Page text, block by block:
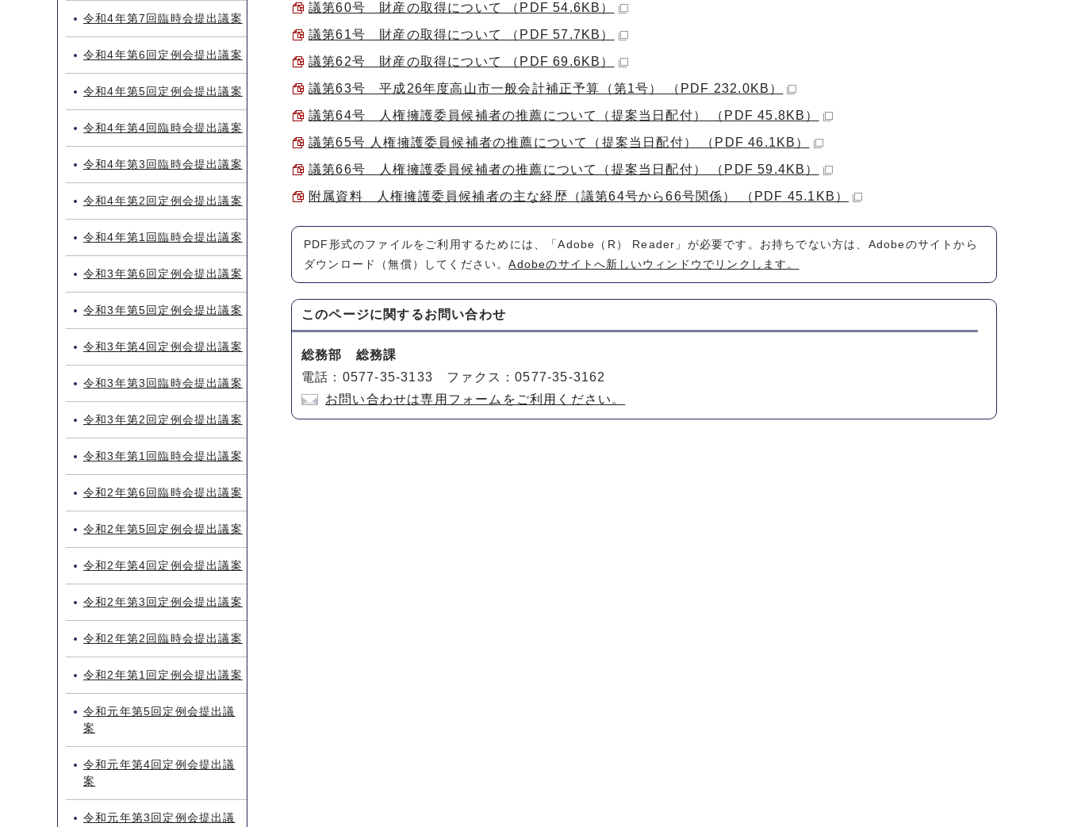
議第60号 財産の取得について （PDF 54.6KB）
議第61号 財産の取得について （PDF 57.7KB）
議第62号 財産の取得について （PDF 69.6KB）
議第63号 平成26年度高山市一般会計補正予算（第1号） （PDF 232.0KB）
議第64号 人権擁護委員候補者の推薦について（提案当日配付） （PDF 45.8KB）
議第65号 人権擁護委員候補者の推薦について（提案当日配付） （PDF 46.1KB）
議第66号 人権擁護委員候補者の推薦について（提案当日配付） （PDF 59.4KB）
附属資料 人権擁護委員候補者の主な経歴（議第64号から66号関係） （PDF 45.1KB）
PDF形式のファイルをご利用するためには、「Adobe（R） Reader」が必要です。お持ちでない方は、Adobeのサイトから
ダウンロード（無償）してください。Adobeのサイトへ新しいウィンドウでリンクします。
このページに関するお問い合わせ
総務部 総務課
電話：0577-35-3133 ファクス：0577-35-3162
お問い合わせは専用フォームをご利用ください。
令和4年第7回臨時会提出議案
令和4年第6回定例会提出議案
令和4年第5回定例会提出議案
令和4年第4回臨時会提出議案
令和4年第3回臨時会提出議案
令和4年第2回定例会提出議案
令和4年第1回臨時会提出議案
令和3年第6回定例会提出議案
令和3年第5回定例会提出議案
令和3年第4回定例会提出議案
令和3年第3回臨時会提出議案
令和3年第2回定例会提出議案
令和3年第1回臨時会提出議案
令和2年第6回臨時会提出議案
令和2年第5回定例会提出議案
令和2年第4回定例会提出議案
令和2年第3回定例会提出議案
令和2年第2回臨時会提出議案
令和2年第1回定例会提出議案
令和元年第5回定例会提出議
案
令和元年第4回定例会提出議
案
令和元年第3回定例会提出議